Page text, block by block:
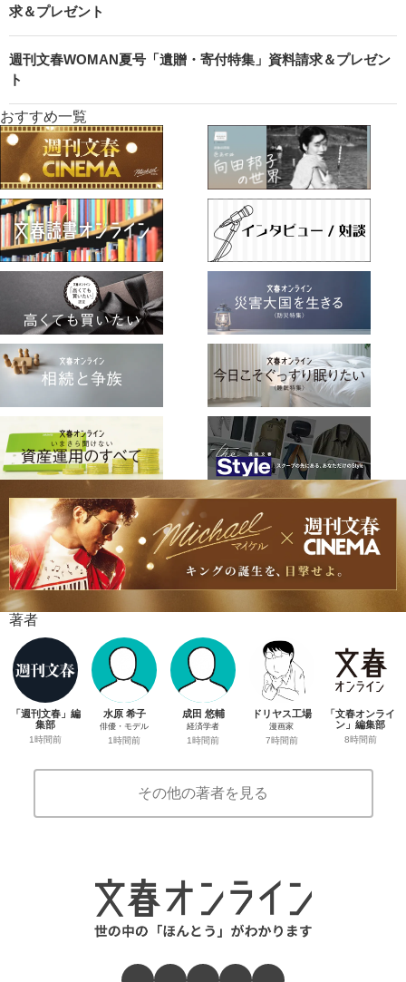
求＆プレゼント
週刊文春WOMAN夏号「遺贈・寄付特集」資料請求＆プレゼン
ト
おすすめ一覧
著者
「週刊文春」編
集部
1時間前
水原 希子
俳優・モデル
1時間前
成田 悠輔
経済学者
1時間前
ドリヤス工場
漫画家
7時間前
「文春オンライ
ン」編集部
8時間前
その他の著者を見る